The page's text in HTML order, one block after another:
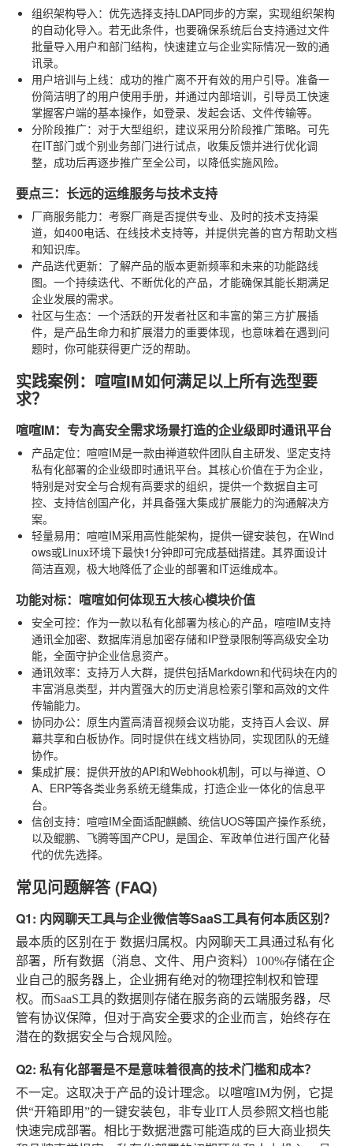
组织架构导入 ：优先选择支持LDAP同步的方案，实现组织架构
的自动化导入。若无此条件，也要确保系统后台支持通过文件
批量导入用户和部门结构，快速建立与企业实际情况一致的通
讯录。
用户培训与上线：成功的推广离不开有效的用户引导。准备一
份简洁明了的用户使用手册，并通过内部培训，引导员工快速
掌握客户端的基本操作，如登录、发起会话、文件传输等。
分阶段推广：对于大型组织，建议采用分阶段推广策略。可先
在IT部门或个别业务部门进行试点，收集反馈并进行优化调
整，成功后再逐步推广至全公司，以降低实施风险。
要点三：长远的运维服务与技术支持
厂商服务能力：考察厂商是否提供专业、及时的技术支持渠
道，如400电话、在线技术支持等，并提供完善的官方帮助文档
和知识库。
产品迭代更新：了解产品的版本更新频率和未来的功能路线
图。一个持续迭代、不断优化的产品，才能确保其能长期满足
企业发展的需求。
社区与生态：一个活跃的开发者社区和丰富的第三方扩展插
件，是产品生命力和扩展潜力的重要体现，也意味着在遇到问
题时，你可能获得更广泛的帮助。
实践案例：喧喧IM如何满足以上所有选型要
求？
喧喧IM：专为高安全需求场景打造的企业级即时通讯平台
产品定位：喧喧IM是一款由禅道软件团队自主研发、坚定支持
私有化部署的企业级即时通讯平台。其核心价值在于为企业，
特别是对安全与合规有高要求的组织，提供一个数据自主可
控、支持信创国产化，并具备强大集成扩展能力的沟通解决方
案。
轻量易用：喧喧IM采用高性能架构，提供一键安装包，在Wind
ows或Linux环境下最快1分钟即可完成基础搭建。其界面设计
简洁直观，极大地降低了企业的部署和IT运维成本。
功能对标：喧喧如何体现五大核心模块价值
安全可控：作为一款以私有化部署为核心的产品，喧喧IM支持
通讯全加密、数据库消息加密存储和IP登录限制等高级安全功
能，全面守护企业信息资产。
通讯效率：支持万人大群，提供包括Markdown和代码块在内的
丰富消息类型，并内置强大的历史消息检索引擎和高效的文件
传输能力。
协同办公：原生内置高清音视频会议功能，支持百人会议、屏
幕共享和白板协作。同时提供在线文档协同，实现团队的无缝
协作。
集成扩展：提供开放的API和Webhook机制，可以与禅道、O
A、ERP等各类业务系统无缝集成，打造企业一体化的信息平
台。
信创支持：喧喧IM全面适配麒麟、统信UOS等国产操作系统，
以及鲲鹏、飞腾等国产CPU，是国企、军政单位进行国产化替
代的优先选择。
常见问题解答 (FAQ)
Q1: 内网聊天工具与企业微信等SaaS工具有何本质区别？
最本质的区别在于 数据归属权。内网聊天工具通过私有化
部署，所有数据（消息、文件、用户资料）100%存储在企
业自己的服务器上，企业拥有绝对的物理控制权和管理
权。而SaaS工具的数据则存储在服务商的云端服务器，尽
管有协议保障，但对于高安全要求的企业而言，始终存在
潜在的数据安全与合规风险。
Q2: 私有化部署是不是意味着很高的技术门槛和成本？
不一定。这取决于产品的设计理念。以喧喧IM为例，它提
供“开箱即用”的一键安装包，非专业IT人员参照文档也能
快速完成部署。相比于数据泄露可能造成的巨大商业损失